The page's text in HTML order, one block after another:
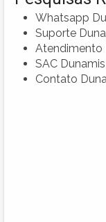
Whatsapp
Suporte
Atendimento
SAC
Contato